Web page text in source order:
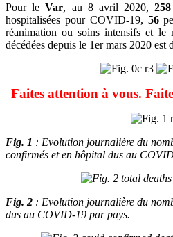
Pour leVar, au 8 avril 2020,258
hospitalisées pour COVID-19, 56
réanimation ou soins intensifs et le
décédées depuis le 1er mars 2020 est
Faites attention à vous.
Fig. 1 : Evolution journalière du
confirmés et en hôpital dus au
Fig. 2 : Evolution journalière du
dus au COVID-19 par pays.